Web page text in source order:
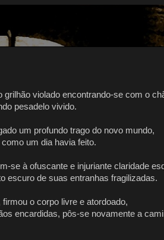
grilhão violado encontrando-se com o
pesadelo vivido.
um profundo trago do novo mundo,
um dia havia feito.
se à ofuscante e injuriante claridade
escuro de suas entranhas fragilizadas.
o corpo livre e atordoado,
encardidas, pôs-se novamente a